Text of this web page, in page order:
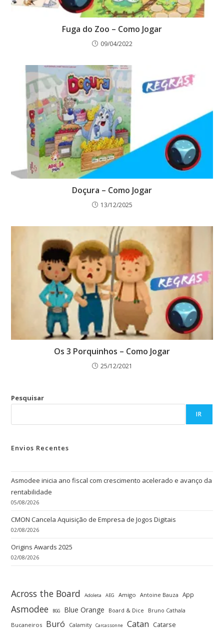
Fuga do Zoo – Como Jogar
09/04/2022
Doçura – Como Jogar
13/12/2025
Os 3 Porquinhos – Como Jogar
25/12/2021
Pesquisar
IR
Envios Recentes
Asmodee inicia ano fiscal com crescimento acelerado e avanço da
rentabilidade
05/08/2026
CMON Cancela Aquisição de Empresa de Jogos Digitais
02/08/2026
Origins Awards 2025
02/08/2026
Across the Board Adoleta AEG Amigo Antoine Bauza App
Asmodee BGG Blue Orange Board & Dice
Bruno Cathala
Bucaneiros Buró Calamity Carcassonne Catan Catarse